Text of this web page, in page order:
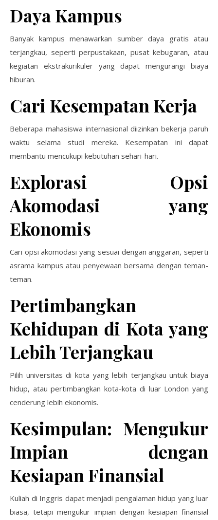
Daya Kampus
Banyak kampus menawarkan sumber daya gratis atau
terjangkau, seperti perpustakaan, pusat kebugaran, atau
kegiatan ekstrakurikuler yang dapat mengurangi biaya
hiburan.
Cari Kesempatan Kerja
Beberapa mahasiswa internasional diizinkan bekerja paruh
waktu selama studi mereka. Kesempatan ini dapat
membantu mencukupi kebutuhan sehari-hari.
Explorasi Opsi
Akomodasi yang
Ekonomis
Cari opsi akomodasi yang sesuai dengan anggaran, seperti
asrama kampus atau penyewaan bersama dengan teman-
teman.
Pertimbangkan
Kehidupan di Kota yang
Lebih Terjangkau
Pilih universitas di kota yang lebih terjangkau untuk biaya
hidup, atau pertimbangkan kota-kota di luar London yang
cenderung lebih ekonomis.
Kesimpulan: Mengukur
Impian dengan
Kesiapan Finansial
Kuliah di Inggris dapat menjadi pengalaman hidup yang luar
biasa, tetapi mengukur impian dengan kesiapan finansial